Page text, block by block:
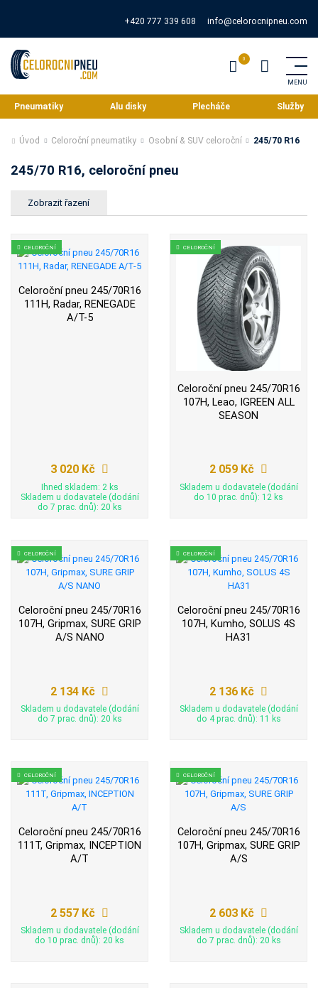
+420 777 339 608 info@celorocnipneu.com
Pneumatiky Alu disky Plecháče Služby
Úvod Celoroční pneumatiky Osobní & SUV celoroční 245/70 R16
245/70 R16, celoroční pneu
CELOROČNÍ
Celoroční pneu 245/70R16
111H, Radar, RENEGADE
A/T-5
3 020 Kč
Ihned skladem: 2 ks
Skladem u dodavatele (dodání
do 7 prac. dnů): 20 ks
CELOROČNÍ
Celoroční pneu 245/70R16
107H, Leao, IGREEN ALL
SEASON
2 059 Kč
Skladem u dodavatele (dodání
do 10 prac. dnů): 12 ks
CELOROČNÍ
Celoroční pneu 245/70R16
107H, Gripmax, SURE GRIP
A/S NANO
2 134 Kč
Skladem u dodavatele (dodání
do 7 prac. dnů): 20 ks
CELOROČNÍ
Celoroční pneu 245/70R16
107H, Kumho, SOLUS 4S
HA31
2 136 Kč
Skladem u dodavatele (dodání
do 4 prac. dnů): 11 ks
CELOROČNÍ
Celoroční pneu 245/70R16
111T, Gripmax, INCEPTION
A/T
2 557 Kč
Skladem u dodavatele (dodání
do 10 prac. dnů): 20 ks
CELOROČNÍ
Celoroční pneu 245/70R16
107H, Gripmax, SURE GRIP
A/S
2 603 Kč
Skladem u dodavatele (dodání
do 7 prac. dnů): 20 ks